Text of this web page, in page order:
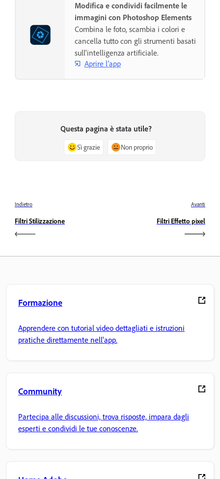
Modifica e condividi facilmente le
immagini con Photoshop Elements
Combina le foto, scambia i colori e
cancella tutto con gli strumenti basati
sull'intelligenza artificiale.
Aprire l’app
Questa pagina è stata utile?
Sì grazie Non proprio
Indietro
Filtri Stilizzazione
Avanti
Filtri Effetto pixel
Formazione
Apprendere con tutorial video dettagliati e istruzioni
pratiche direttamente nell'app.
Community
Partecipa alle discussioni, trova risposte, impara dagli
esperti e condividi le tue conoscenze.